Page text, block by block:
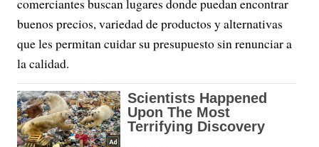
comerciantes buscan lugares donde puedan encontrar
buenos precios, variedad de productos y alternativas
que les permitan cuidar su presupuesto sin renunciar a
la calidad.